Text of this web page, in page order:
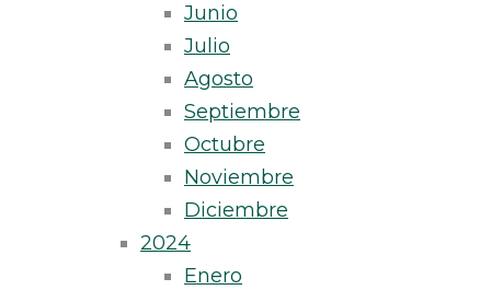
Junio
Julio
Agosto
Septiembre
Octubre
Noviembre
Diciembre
2024
Enero